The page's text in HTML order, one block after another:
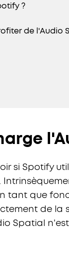
?
de l'Audio
si Spotify
tant que
de la
Spatial